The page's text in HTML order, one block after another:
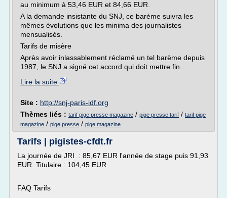
au minimum à 53,46 EUR et 84,66 EUR.
A la demande insistante du SNJ, ce barème suivra les
mêmes évolutions que les minima des journalistes
mensualisés.
Tarifs de misère
Après avoir inlassablement réclamé un tel barème depuis
1987, le SNJ a signé cet accord qui doit mettre fin...
Lire la suite
Site : http://snj-paris-idf.org
Thèmes liés : tarif pige presse magazine / pige presse tarif / tarif pige
magazine / pige presse / pige magazine
Tarifs | pigistes-cfdt.fr
La journée de JRI : 85,67 EUR l'année de stage puis 91,93
EUR. Titulaire : 104,45 EUR
FAQ Tarifs